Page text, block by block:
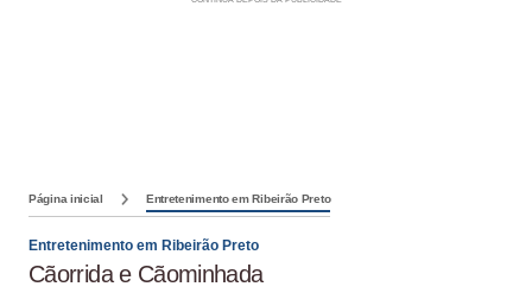
Página inicial Entretenimento em Ribeirão Preto
Entretenimento em Ribeirão Preto
Cãorrida e Cãominhada